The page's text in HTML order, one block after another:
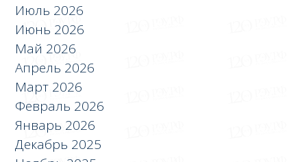
Июль 2026
Июнь 2026
Май 2026
Апрель 2026
Март 2026
Февраль 2026
Январь 2026
Декабрь 2025